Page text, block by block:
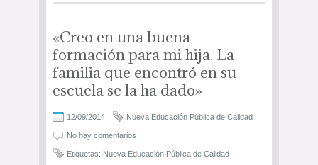
«Creo en una buena
formación para mi hija. La
familia que encontró en su
escuela se la ha dado»
12/09/2014 Nueva Educación Pública de Calidad
No hay comentarios
Etiquetas: Nueva Educación Pública de Calidad